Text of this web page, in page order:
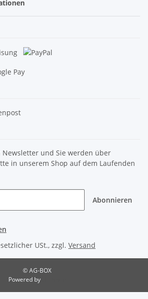
Newsletter und Sie werden über
in unserem Shop auf dem Laufenden
Abonnieren
USt., zzgl. Versand
© AG-BOX
Powered by